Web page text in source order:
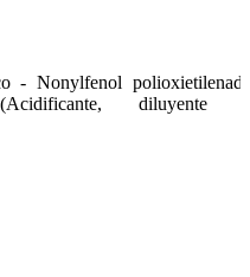
- Nonylfenol
diluyente